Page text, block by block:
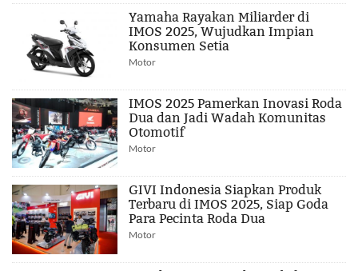
Yamaha Rayakan Miliarder di
IMOS 2025, Wujudkan Impian
Konsumen Setia
Motor
IMOS 2025 Pamerkan Inovasi Roda
Dua dan Jadi Wadah Komunitas
Otomotif
Motor
GIVI Indonesia Siapkan Produk
Terbaru di IMOS 2025, Siap Goda
Para Pecinta Roda Dua
Motor